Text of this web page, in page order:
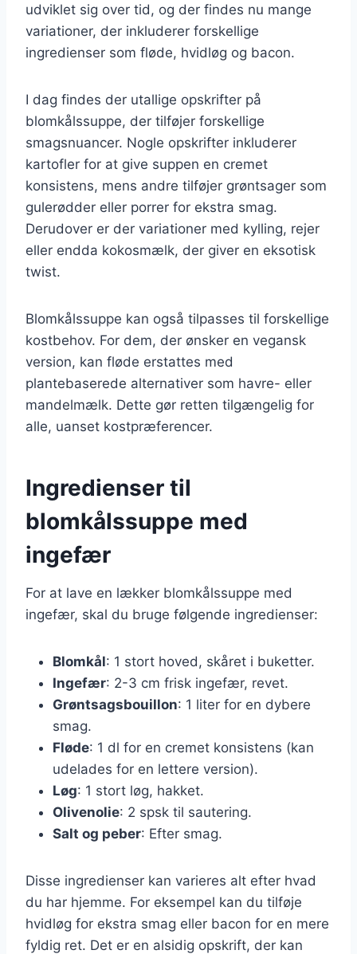
udviklet sig over tid, og der findes nu mange
variationer, der inkluderer forskellige
ingredienser som fløde, hvidløg og bacon.
I dag findes der utallige opskrifter på
blomkålssuppe, der tilføjer forskellige
smagsnuancer. Nogle opskrifter inkluderer
kartofler for at give suppen en cremet
konsistens, mens andre tilføjer grøntsager som
gulerødder eller porrer for ekstra smag.
Derudover er der variationer med kylling, rejer
eller endda kokosmælk, der giver en eksotisk
twist.
Blomkålssuppe kan også tilpasses til forskellige
kostbehov. For dem, der ønsker en vegansk
version, kan fløde erstattes med
plantebaserede alternativer som havre- eller
mandelmælk. Dette gør retten tilgængelig for
alle, uanset kostpræferencer.
Ingredienser til
blomkålssuppe med
ingefær
For at lave en lækker blomkålssuppe med
ingefær, skal du bruge følgende ingredienser:
Blomkål: 1 stort hoved, skåret i buketter.
Ingefær: 2-3 cm frisk ingefær, revet.
Grøntsagsbouillon: 1 liter for en dybere
smag.
Fløde: 1 dl for en cremet konsistens (kan
udelades for en lettere version).
Løg: 1 stort løg, hakket.
Olivenolie: 2 spsk til sautering.
Salt og peber: Efter smag.
Disse ingredienser kan varieres alt efter hvad
du har hjemme. For eksempel kan du tilføje
hvidløg for ekstra smag eller bacon for en mere
fyldig ret. Det er en alsidig opskrift, der kan